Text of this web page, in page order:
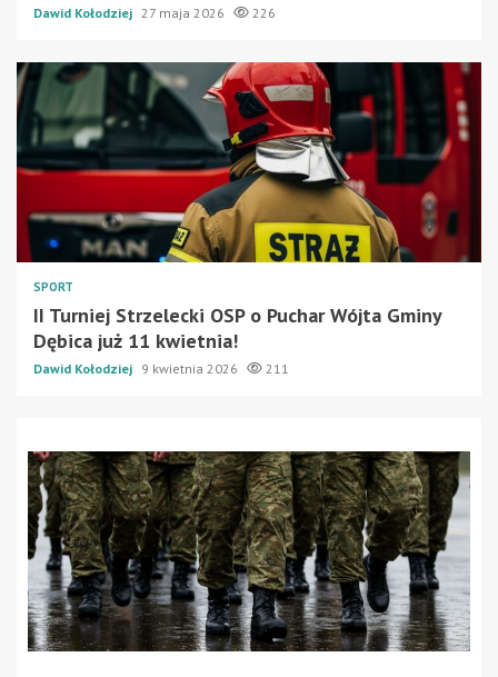
Dawid Kołodziej 27 maja 2026 226
SPORT
II Turniej Strzelecki OSP o Puchar Wójta Gminy
Dębica już 11 kwietnia!
Dawid Kołodziej 9 kwietnia 2026 211